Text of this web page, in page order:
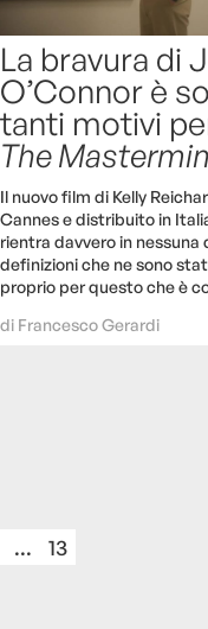
La bravura di
O’Connor è
tanti motivi
The
Il nuovo film di Kelly
Cannes e distribuito in
rientra davvero in nessuna
definizioni che ne sono
proprio per questo che è
di Francesco Gerardi
... 13